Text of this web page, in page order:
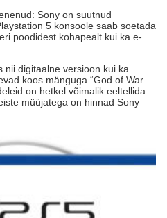
Sony on suutnud
5 konsoole saab soetada
poodidest kohapealt kui ka e-
nii digitaalne versioon kui ka
koos mänguga “God of War
on hetkel võimalik eeltellida.
müüjatega on hinnad Sony